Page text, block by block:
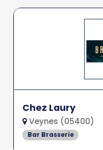
Chez Laury
Veynes (05400)
Bar Brasserie